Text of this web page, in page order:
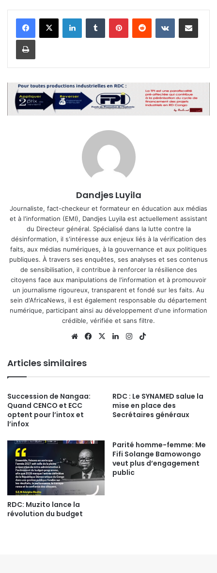
LinkedinTumblr PinterestReddit VKontaktePartager par email
Imprimer
Dandjes Luyila
Journaliste, fact-checkeur et formateur en éducation aux médias
et à l'information (EMI), Dandjes Luyila est actuellement assistant
du Directeur général. Spécialisé dans la lutte contre la
désinformation, il s'intéresse aux enjeux liés à la vérification des
faits, aux médias numériques, à la gouvernance et aux politiques
publiques. À travers ses enquêtes, ses analyses et ses contenus
de sensibilisation, il contribue à renforcer la résilience des
citoyens face aux manipulations de l'information et à promouvoir
un journalisme rigoureux, transparent et fondé sur les faits. Au
sein d'AfricaNews, il est également responsable du département
numérique, participant ainsi au développement d'une information
crédible, vérifiée et sans filtre.
WebsiteFacebook
X LinkedinInstagram
Articles similaires
Succession de Nangaa:
Quand CENCO et ECC
optent pour l’intox et
l’infox
RDC : Le SYNAMED salue la
mise en place des
Secrétaires généraux
RDC: Muzito lance la
révolution du budget
Parité homme-femme: Me
Fifi Solange Bamowongo
veut plus d’engagement
public